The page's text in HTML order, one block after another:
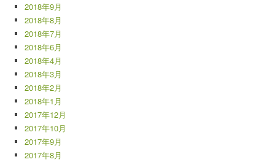
2018年9月
2018年8月
2018年7月
2018年6月
2018年4月
2018年3月
2018年2月
2018年1月
2017年12月
2017年10月
2017年9月
2017年8月